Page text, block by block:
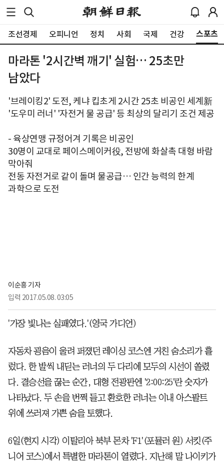
조선경제 오피니언 정치 사회 국제 건강 스포츠
마라톤 '2시간벽 깨기' 실험… 25초만
남았다
'브레이킹2' 도전, 케냐 킵초게 2시간 25초 비공인 세계新
'도우미 러너' '자전거 물 공급' 등 최상의 달리기 조건 제공
- 육상연맹 규정어겨 기록은 비공인
30명이 교대로 페이스메이커役, 전방에 화살촉 대형 바람
막아줘
전동 자전거로 같이 돌며 물공급… 인간 능력의 한계
과학으로 도전
이순흥 기자
입력 2017.05.08. 03:05
'가장 빛나는 실패였다.'(영국 가디언)
자동차 굉음이 울려 퍼졌던 레이싱 코스엔 거친 숨소리가 흘
렀다. 한 발씩 내딛는 러너의 두 다리에 모두의 시선이 쏠렸
다. 결승선을 끊는 순간, 대형 전광판엔 '2:00:25'란 숫자가
나타났다. 두 손을 번쩍 들고 환호한 러너는 이내 아스팔트
위에 쓰러져 가쁜 숨을 토했다.
6일(현지 시각) 이탈리아 북부 몬차 'F1'(포뮬러 원) 서킷(주
니어 코스)에서 특별한 마라톤이 열렸다. 지난해 말 나이키가